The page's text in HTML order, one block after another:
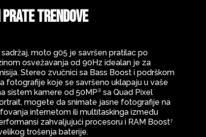
prate trendove
moto g05 je savršen pratilac po
osvežavanja od 90Hz idealan je za
Stereo zvučnici sa Bass Boost i podrškom
fotografije koje se savršeno uklapaju u vaše
sistem kamere od 50MP³ sa Quad Pixel
mogete da snimate jasne fotografije na
internetom ili multitaskinga između
zahvaljujući procesoru i RAM Boost⁷
trošenja baterije.